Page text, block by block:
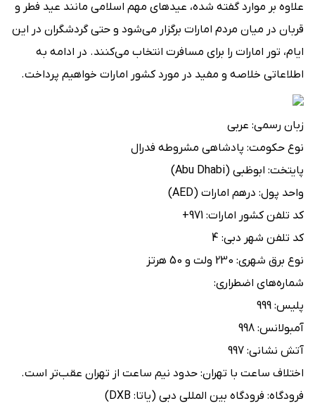
علاوه بر موارد گفته شده، عیدهای مهم اسلامی مانند عید فطر و
قربان در میان مردم امارات برگزار می‌شود و حتی گردشگران در این
ایام، تور امارات را برای مسافرت انتخاب می‌کنند. در ادامه به
اطلاعاتی خلاصه و مفید در مورد کشور امارات خواهیم پرداخت.
زبان رسمی: عربی
نوع حکومت: پادشاهی مشروطه فدرال
پایتخت: ابوظبی (Abu Dhabi)
واحد پول: درهم امارات (AED)
کد تلفن کشور امارات: 971+
کد تلفن شهر دبی: 4
نوع برق شهری: 230 ولت و 50 هرتز
شماره‌های اضطراری:
پلیس: 999
آمبولانس: 998
آتش نشانی: 997
اختلاف ساعت با تهران: حدود نیم ساعت از تهران عقب‌تر است.
فرودگاه: فرودگاه بین المللی دبی (یاتا: DXB)